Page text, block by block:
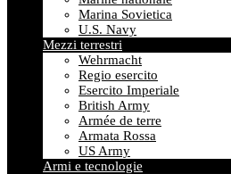
Marina Sovietica
U.S. Navy
Mezzi terrestri
Wehrmacht
Regio esercito
Esercito Imperiale
British Army
Armée de terre
Armata Rossa
US Army
Armi e tecnologie